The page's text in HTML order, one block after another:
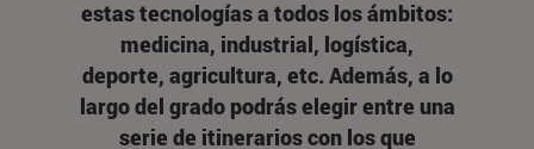
estas tecnologías a todos los ámbitos:
medicina, industrial, logística,
deporte, agricultura, etc. Además, a lo
largo del grado podrás elegir entre una
serie de itinerarios con los que